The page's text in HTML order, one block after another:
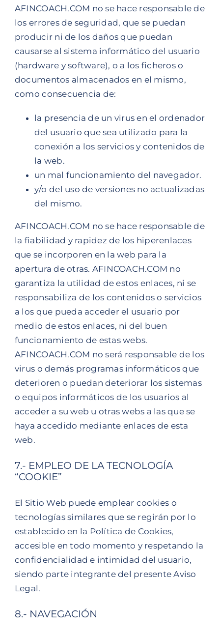
AFINCOACH.COM no se hace responsable de
los errores de seguridad, que se puedan
producir ni de los daños que puedan
causarse al sistema informático del usuario
(hardware y software), o a los ficheros o
documentos almacenados en el mismo,
como consecuencia de:
la presencia de un virus en el ordenador
del usuario que sea utilizado para la
conexión a los servicios y contenidos de
la web.
un mal funcionamiento del navegador.
y/o del uso de versiones no actualizadas
del mismo.
AFINCOACH.COM no se hace responsable de
la fiabilidad y rapidez de los hiperenlaces
que se incorporen en la web para la
apertura de otras. AFINCOACH.COM no
garantiza la utilidad de estos enlaces, ni se
responsabiliza de los contenidos o servicios
a los que pueda acceder el usuario por
medio de estos enlaces, ni del buen
funcionamiento de estas webs.
AFINCOACH.COM no será responsable de los
virus o demás programas informáticos que
deterioren o puedan deteriorar los sistemas
o equipos informáticos de los usuarios al
acceder a su web u otras webs a las que se
haya accedido mediante enlaces de esta
web.
7.- EMPLEO DE LA TECNOLOGÍA
“COOKIE”
El Sitio Web puede emplear cookies o
tecnologías similares que se regirán por lo
establecido en la Política de Cookies,
accesible en todo momento y respetando la
confidencialidad e intimidad del usuario,
siendo parte integrante del presente Aviso
Legal.
8.- NAVEGACIÓN